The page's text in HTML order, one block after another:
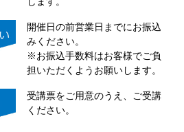
開催日の前営業日までにお振込
みください。
※お振込手数料はお客様でご負
担いただくようお願いします。
受講票をご用意のうえ、ご受講
ください。